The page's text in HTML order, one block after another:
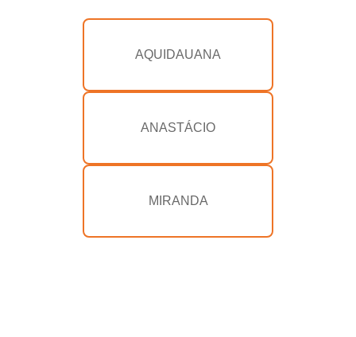
AQUIDAUANA
ANASTÁCIO
MIRANDA